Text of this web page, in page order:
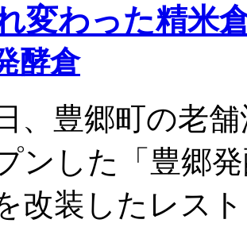
変わった精米
酵倉
、豊郷町の老舗
ンした「豊郷
改装したレス